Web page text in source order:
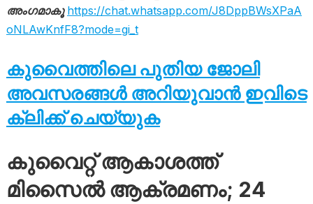
അംഗമാകൂ https://chat.whatsapp.com/J8DppBWsXPaA
oNLAwKnfF8?mode=gi_t
കുവൈത്തിലെ പുതിയ ജോലി
അവസരങ്ങൾ അറിയുവാൻ ഇവിടെ
ക്ലിക്ക് ചെയ്യുക
കുവൈറ്റ് ആകാശത്ത്
മിസൈൽ ആക്രമണം; 24